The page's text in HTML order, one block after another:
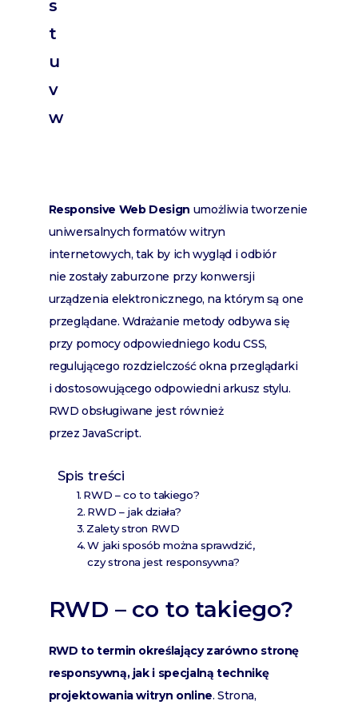
s
t
u
v
w
Responsive Web Design umożliwia tworzenie
uniwersalnych formatów witryn
internetowych, tak by ich wygląd i odbiór
nie zostały zaburzone przy konwersji
urządzenia elektronicznego, na którym są one
przeglądane. Wdrażanie metody odbywa się
przy pomocy odpowiedniego kodu CSS,
regulującego rozdzielczość okna przeglądarki
i dostosowującego odpowiedni arkusz stylu.
RWD obsługiwane jest również
przez JavaScript.
Spis treści
RWD – co to takiego?
RWD – jak działa?
Zalety stron RWD
W jaki sposób można sprawdzić,
czy strona jest responsywna?
RWD – co to takiego?
RWD to termin określający zarówno stronę
responsywną, jak i specjalną technikę
projektowania witryn online. Strona,